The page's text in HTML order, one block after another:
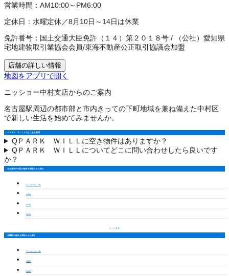
営業時間： AM10:00～PM6:00
定休日： 水曜定休／8月10日～14日は休業
免許番号： 国土交通大臣免許（１４）第２０１８号 /
（公社）愛知県
宅地建物取引業協会会員/東海不動産公正取引協議会加盟
店舗の詳しい情報
地図をアプリで開く
ニッショー中村支店からのご案内
名古屋駅周辺の都市部と市内きっての下町地域を兼ね備えた中村区
で新しい生活を始めてみませんか。
ＰＡＲＫ ＷＩＬＬのよくある質問
QＰＡＲＫ ＷＩＬＬに空き物件はありますか？
QＰＡＲＫ ＷＩＬＬについてどこに問い合わせしたら良いです
か？
名古屋市中村区の物件を間取りから探す
ワンルーム・1K
1LDK
2LDK
3LDK
もっと見る
本陣駅の物件を間取りから探す
ワンルーム・1K
1LDK
2LDK